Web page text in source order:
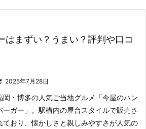
はまずい？うまい？評判や口コ
2025年7月28日
岡・博多の人気ご当地グルメ「今屋のハン
ーガー」。 駅構内の屋台スタイルで販売さ
ており、懐かしさと親しみやすさが人気の